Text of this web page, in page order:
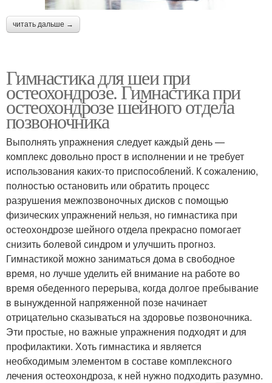
читать дальше →
Гимнастика для шеи при
остеохондрозе. Гимнастика при
остеохондрозе шейного отдела
позвоночника
Выполнять упражнения следует каждый день —
комплекс довольно прост в исполнении и не требует
использования каких-то приспособлений. К сожалению,
полностью остановить или обратить процесс
разрушения межпозвоночных дисков с помощью
физических упражнений нельзя, но гимнастика при
остеохондрозе шейного отдела прекрасно помогает
снизить болевой синдром и улучшить прогноз.
Гимнастикой можно заниматься дома в свободное
время, но лучше уделить ей внимание на работе во
время обеденного перерыва, когда долгое пребывание
в вынужденной напряженной позе начинает
отрицательно сказываться на здоровье позвоночника.
Эти простые, но важные упражнения подходят и для
профилактики. Хоть гимнастика и является
необходимым элементом в составе комплексного
лечения остеохондроза, к ней нужно подходить разумно.